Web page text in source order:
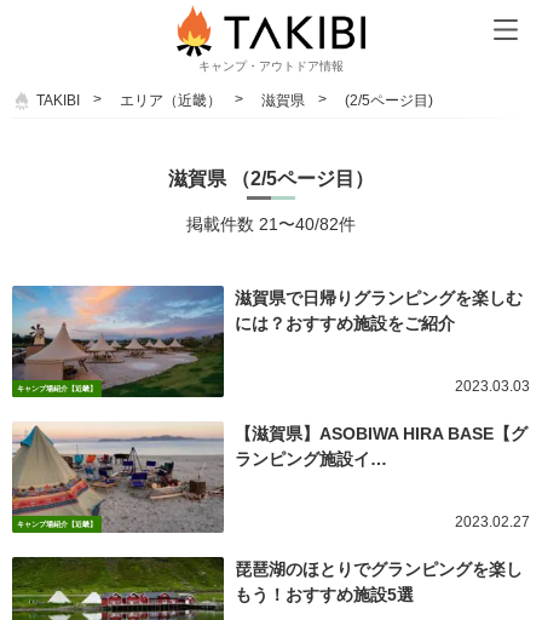
キャンプ・アウトドア情報
TAKIBI エリア（近畿） 滋賀県 (2/5ページ目)
滋賀県 （2/5ページ目）
掲載件数 21〜40/82件
キャンプ場紹介【近畿】
滋賀県で日帰りグランピングを楽しむ
には？おすすめ施設をご紹介
2023.03.03
キャンプ場紹介【近畿】
【滋賀県】ASOBIWA HIRA BASE【グ
ランピング施設イ…
2023.02.27
琵琶湖のほとりでグランピングを楽し
もう！おすすめ施設5選